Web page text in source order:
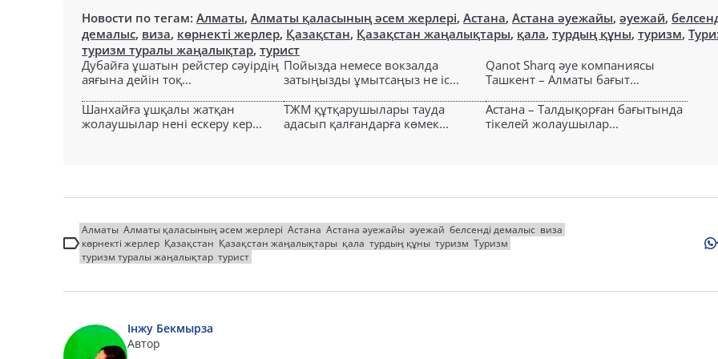
Новости по тегам: Алматы, Алматы қаласының әсем жерлері, Астана, Астана әуежайы, әуежай,
демалыс, виза, көрнекті жерлер, Қазақстан, Қазақстан жаңалықтары, қала, турдың құны, туризм,
туризм туралы жаңалықтар, турист
Дубайға ұшатын рейстер сәуірдің
аяғына дейін тоқ...
Пойызда немесе вокзалда
затыңызды ұмытсаңыз не іс...
Qanot Sharq әуе компаниясы
Ташкент – Алматы бағыт...
Шанхайға ұшқалы жатқан
жолаушылар нені ескеру кер...
ТЖМ құтқарушылары тауда
адасып қалғандарға көмек...
Астана – Талдықорған бағытында
тікелей жолаушылар...
Алматы Алматы қаласының әсем жерлері Астана Астана әуежайы әуежай белсенді демалыс виза
көрнекті жерлер Қазақстан Қазақстан жаңалықтары қала турдың құны туризм Туризм
туризм туралы жаңалықтар турист
Інжу Бекмырза
Автор